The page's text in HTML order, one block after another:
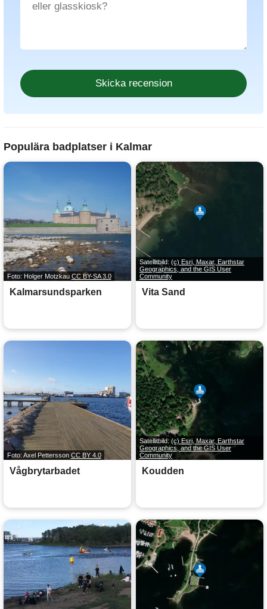
Populära badplatser i Kalmar
Foto: Holger Motzkau CC BY-SA 3.0
Kalmarsundsparken
Satellitbild: (c) Esri, Maxar, Earthstar
Geographics, and the GIS User
Community
Vita Sand
Foto: Axel Pettersson CC BY 4.0
Vågbrytarbadet
Satellitbild: (c) Esri, Maxar, Earthstar
Geographics, and the GIS User
Community
Koudden